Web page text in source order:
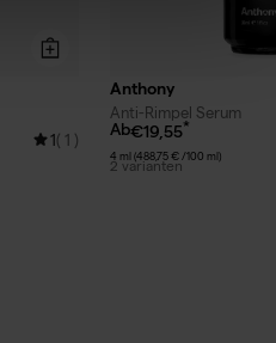
1( 1 )
Anthony
Anti-Rimpel Serum
Ab€19,55
4 ml (488,75 € /100 ml)
2 varianten